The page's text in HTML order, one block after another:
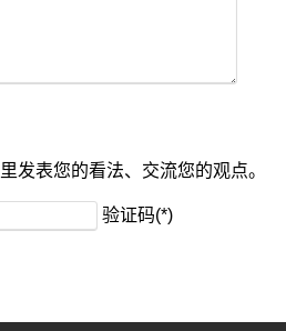
发表您的看法、交流您的观点。
验证码(*)